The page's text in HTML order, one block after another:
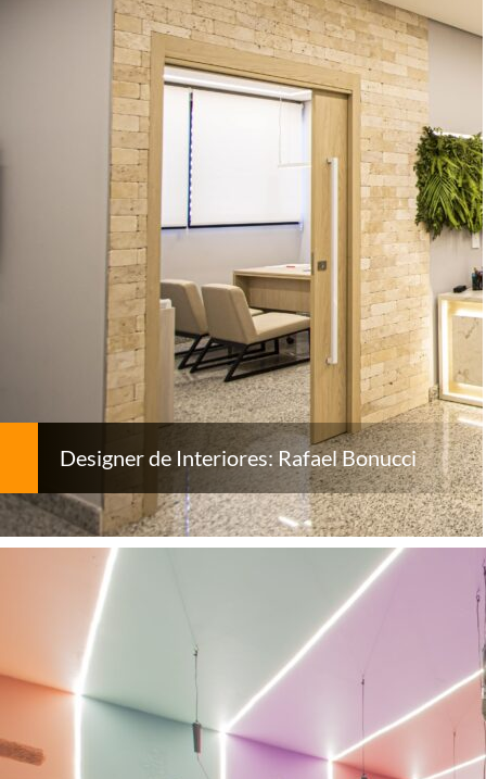
Designer de Interiores: Rafael Bonucci